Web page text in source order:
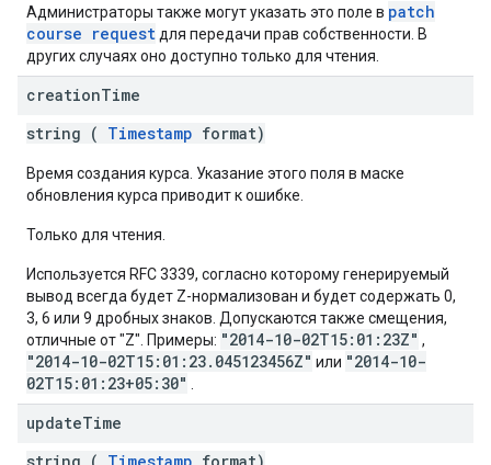
Администраторы также могут указать это поле в patch
course request для передачи прав собственности. В
других случаях оно доступно только для чтения.
creationTime
string ( Timestamp format)
Время создания курса. Указание этого поля в маске
обновления курса приводит к ошибке.
Только для чтения.
Используется RFC 3339, согласно которому генерируемый
вывод всегда будет Z-нормализован и будет содержать 0,
3, 6 или 9 дробных знаков. Допускаются также смещения,
отличные от "Z". Примеры: "2014-10-02T15:01:23Z" ,
"2014-10-02T15:01:23.045123456Z" или "2014-10-
02T15:01:23+05:30"
updateTime